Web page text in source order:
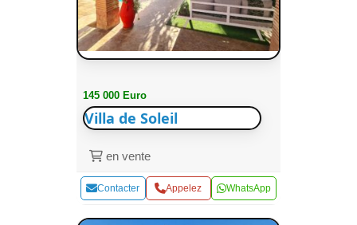
145 000 Euro
Villa de Soleil
en vente
Contacter Appelez WhatsApp